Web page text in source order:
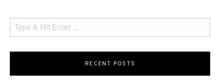
RECENT POSTS